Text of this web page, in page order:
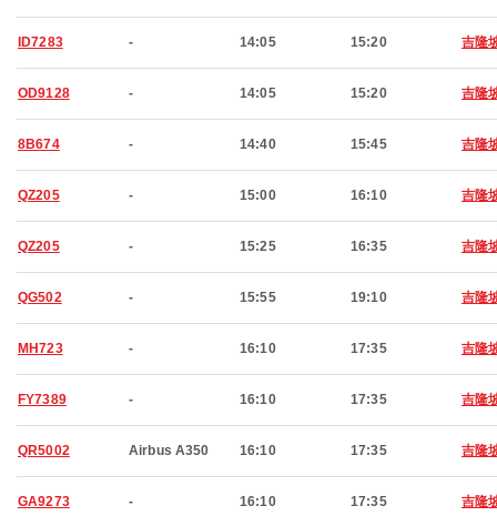
ID7283 - 14:05 15:20 吉隆
OD9128 - 14:05 15:20 吉隆
8B674 - 14:40 15:45 吉隆
QZ205 - 15:00 16:10 吉隆
QZ205 - 15:25 16:35 吉隆
QG502 - 15:55 19:10 吉隆
MH723 - 16:10 17:35 吉隆
FY7389 - 16:10 17:35 吉隆
QR5002 Airbus A350 16:10 17:35 吉隆
GA9273 - 16:10 17:35 吉隆